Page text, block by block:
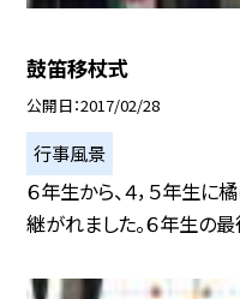
鼓笛移杖式
公開日 2017/02/28
行事風景
６年生から、４，５年生
継がれました。６年生の